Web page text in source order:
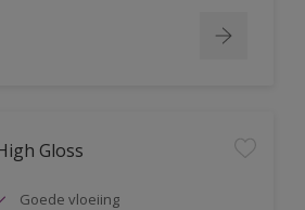
Gloss
Goede vloeiing